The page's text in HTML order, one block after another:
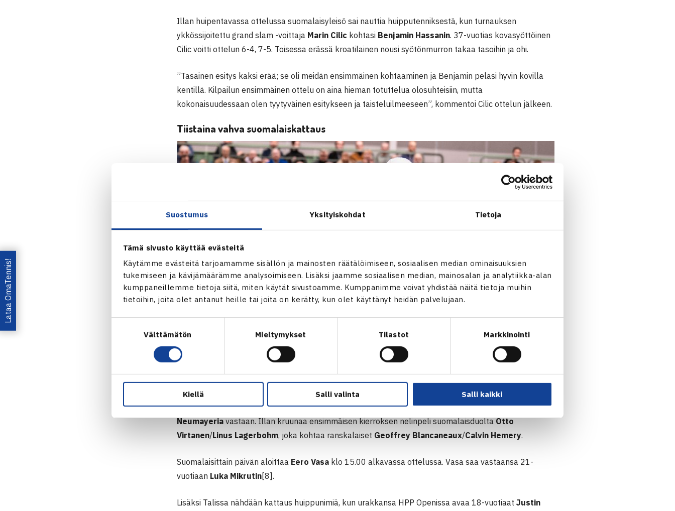
Suostumus Yksityiskohdat Tietoja
Tämä sivusto käyttää evästeitä
Käytämme evästeitä tarjoamamme sisällön ja mainosten räätälöimiseen, sosiaalisen median ominaisuuksien
tukemiseen ja kävijämäärämme analysoimiseen. Lisäksi jaamme sosiaalisen median, mainosalan ja analytiikka-alan
kumppaneillemme tietoja siitä, miten käytät sivustoamme. Kumppanimme voivat yhdistää näitä tietoja muihin
tietoihin, joita olet antanut heille tai joita on kerätty, kun olet käyttänyt heidän palvelujaan.
Välttämätön Mieltymykset Tilastot Markkinointi
Kiellä Salli valinta Salli kaikki
Illan huipentavassa ottelussa suomalaisyleisö sai nauttia huipputenniksestä, kun turnauksen
ykkössijoitettu grand slam -voittaja Marin Cilic kohtasi Benjamin Hassanin. 37-vuotias kovasyöttöinen
Cilic voitti ottelun 6-4, 7-5. Toisessa erässä kroatilainen nousi syötönmurron takaa tasoihin ja ohi.
”Tasainen esitys kaksi erää; se oli meidän ensimmäinen kohtaaminen ja Benjamin pelasi hyvin kovilla
kentillä. Kilpailun ensimmäinen ottelu on aina hieman totuttelua olosuhteisiin, mutta
kokonaisuudessaan olen tyytyväinen esitykseen ja taisteluilmeeseen”, kommentoi Cilic ottelun jälkeen.
Tiistaina vahva suomalaiskattaus
Tiistaina pääsarjan ottelut käynnistyvät täydellä teholla. Suomalaisyleisö pääsee nauttimaan
kotimaisista huipuista, kunEmil Ruusuvuoripelaa iltasessiossa klo 17.30 alkaen itävaltalaistaLukas
Neumayeria vastaan. Illan kruunaa ensimmäisen kierroksen nelinpeli suomalaisduolta Otto
Virtanen/Linus Lagerbohm, joka kohtaa ranskalaiset Geoffrey Blancaneaux/Calvin Hemery.
Suomalaisittain päivän aloittaa Eero Vasa klo 15.00 alkavassa ottelussa. Vasa saa vastaansa 21-
vuotiaan Luka Mikrutin[8].
Lisäksi Talissa nähdään kattaus huippunimiä, kun urakkansa HPP Openissa avaa 18-vuotiaat Justin
Lataa OmaTennis!